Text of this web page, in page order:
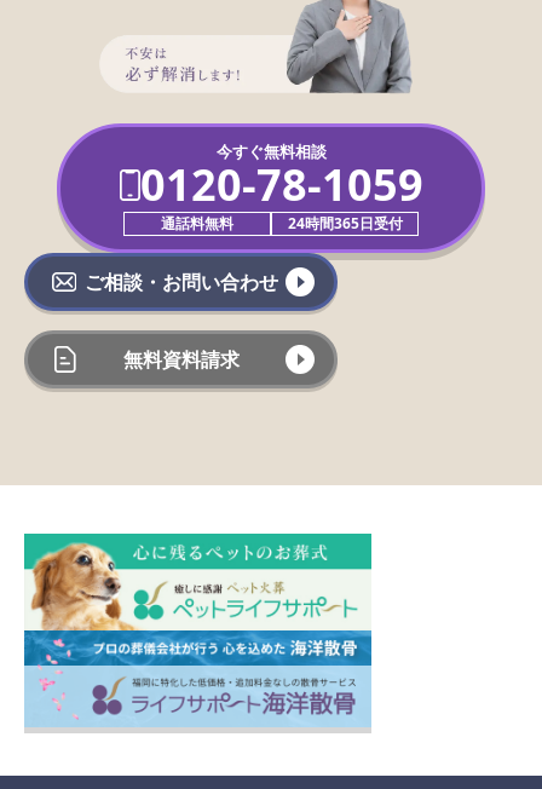
今すぐ無料相談
0120-78-1059
通話料無料 24時間365日受付
ご相談・お問い合わせ
無料資料請求